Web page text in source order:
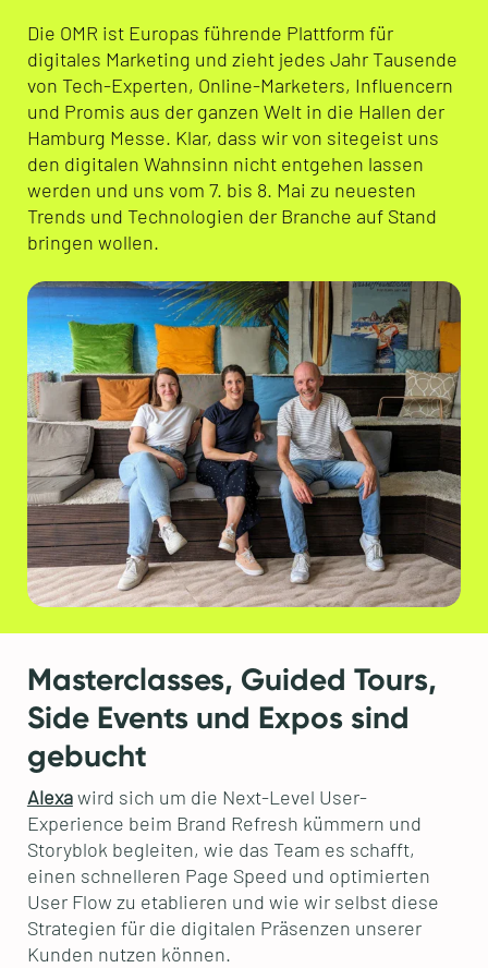
Die OMR ist Europas führende Plattform für
digitales Marketing und zieht jedes Jahr Tausende
von Tech-Experten, Online-Marketers, Influencern
und Promis aus der ganzen Welt in die Hallen der
Hamburg Messe. Klar, dass wir von sitegeist uns
den digitalen Wahnsinn nicht entgehen lassen
werden und uns vom 7. bis 8. Mai zu neuesten
Trends und Technologien der Branche auf Stand
bringen wollen.
Masterclasses, Guided Tours,
Side Events und Expos sind
gebucht
Alexawird sich um die Next-Level User-
Experience beim Brand Refresh kümmern und
Storyblok begleiten, wie das Team es schafft,
einen schnelleren Page Speed und optimierten
User Flow zu etablieren und wie wir selbst diese
Strategien für die digitalen Präsenzen unserer
Kunden nutzen können.